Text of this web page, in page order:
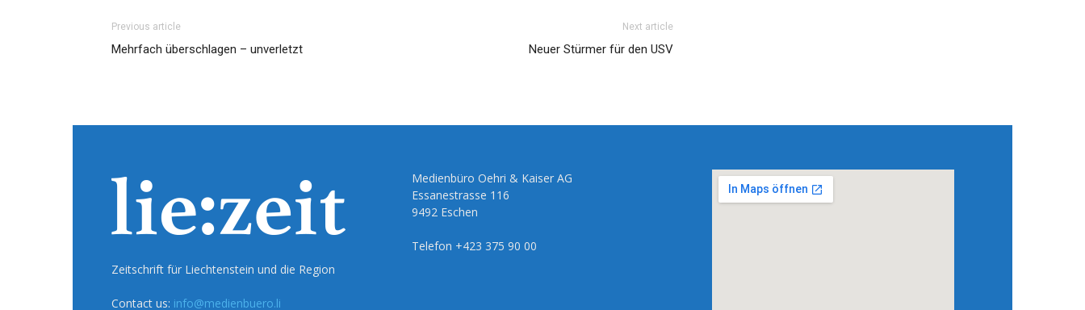
Previous article
Mehrfach überschlagen – unverletzt
Next article
Neuer Stürmer für den USV
Zeitschrift für Liechtenstein und die Region
Contact us: info@medienbuero.li
Medienbüro Oehri & Kaiser AG
Essanestrasse 116
9492 Eschen
Telefon +423 375 90 00